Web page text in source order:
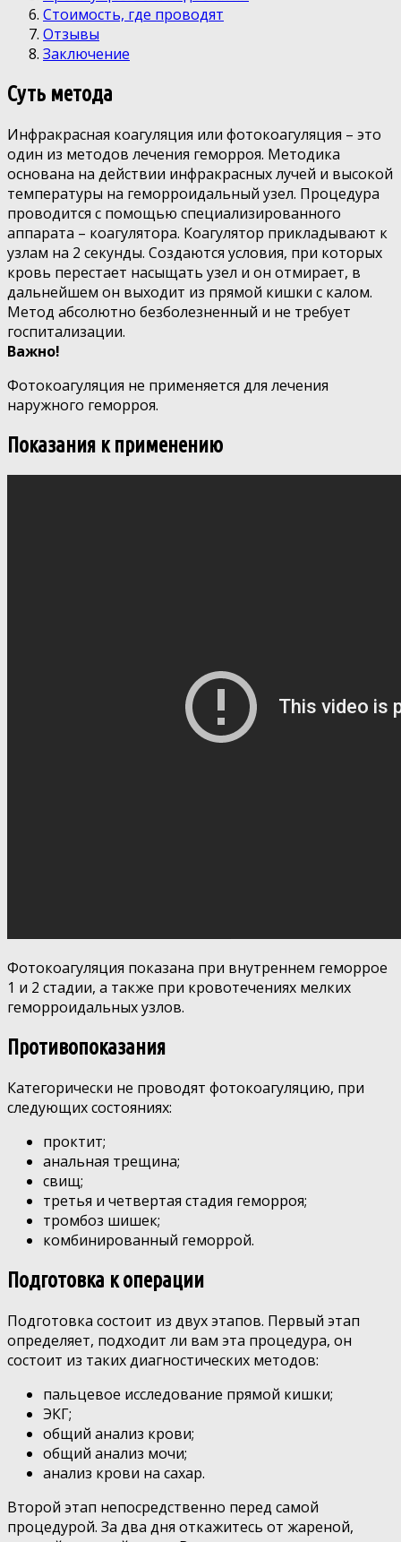
Стоимость, где проводят
Отзывы
Заключение
Суть метода
Инфракрасная коагуляция или фотокоагуляция – это
один из методов лечения геморроя. Методика
основана на действии инфракрасных лучей и высокой
температуры на геморроидальный узел. Процедура
проводится с помощью специализированного
аппарата – коагулятора. Коагулятор прикладывают к
узлам на 2 секунды. Создаются условия, при которых
кровь перестает насыщать узел и он отмирает, в
дальнейшем он выходит из прямой кишки с калом.
Метод абсолютно безболезненный и не требует
госпитализации.
Важно!
Фотокоагуляция не применяется для лечения
наружного геморроя.
Показания к применению
Фотокоагуляция показана при внутреннем геморрое
1 и 2 стадии, а также при кровотечениях мелких
геморроидальных узлов.
Противопоказания
Категорически не проводят фотокоагуляцию, при
следующих состояниях:
проктит;
анальная трещина;
свищ;
третья и четвертая стадия геморроя;
тромбоз шишек;
комбинированный геморрой.
Подготовка к операции
Подготовка состоит из двух этапов. Первый этап
определяет, подходит ли вам эта процедура, он
состоит из таких диагностических методов:
пальцевое исследование прямой кишки;
ЭКГ;
общий анализ крови;
общий анализ мочи;
анализ крови на сахар.
Второй этап непосредственно перед самой
процедурой. За два дня откажитесь от жареной,